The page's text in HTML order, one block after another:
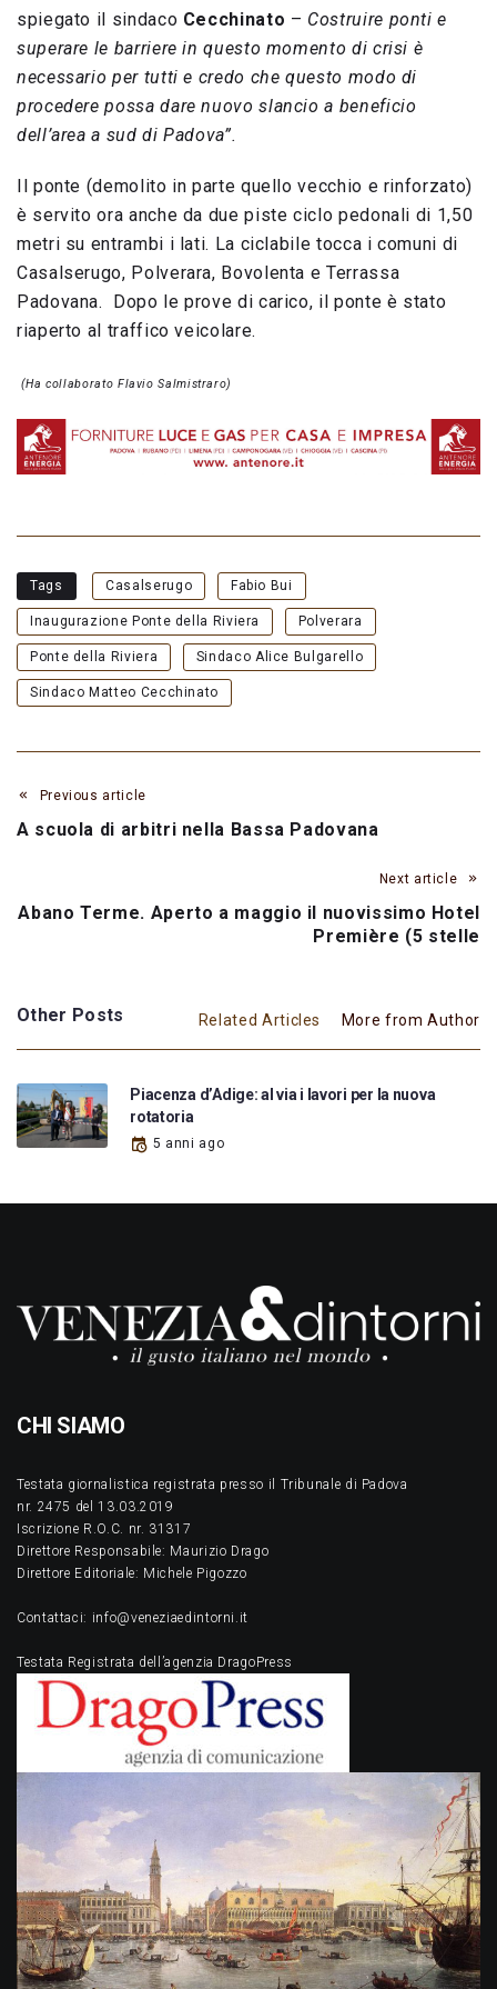
spiegato il sindaco Cecchinato – Costruire ponti e
superare le barriere in questo momento di crisi è
necessario per tutti e credo che questo modo di
procedere possa dare nuovo slancio a beneficio
dell’area a sud di Padova”.
Il ponte (demolito in parte quello vecchio e rinforzato)
è servito ora anche da due piste ciclo pedonali di 1,50
metri su entrambi i lati. La ciclabile tocca i comuni di
Casalserugo, Polverara, Bovolenta e Terrassa
Padovana. Dopo le prove di carico, il ponte è stato
riaperto al traffico veicolare.
(Ha collaborato Flavio Salmistraro)
Tags Casalserugo Fabio Bui
Inaugurazione Ponte della Riviera Polverara
Ponte della Riviera Sindaco Alice Bulgarello
Sindaco Matteo Cecchinato
Previous article
A scuola di arbitri nella Bassa Padovana
Next article
Abano Terme. Aperto a maggio il nuovissimo Hotel
Première (5 stelle
Other Posts Related Articles More from Author
Piacenza d’Adige: al via i lavori per la nuova
rotatoria
5 anni ago
CHI SIAMO
Testata giornalistica registrata presso il Tribunale di Padova
nr. 2475 del 13.03.2019
Iscrizione R.O.C. nr. 31317
Direttore Responsabile: Maurizio Drago
Direttore Editoriale: Michele Pigozzo
Contattaci: info@veneziaedintorni.it
Testata Registrata dell’agenzia DragoPress